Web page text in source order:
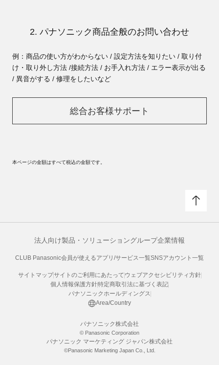
2. パナソニック商品全般のお問い合わせ
例：商品の使い方がわからない / 設定方法を知りたい / 取り付
け・取り外し方法 /接続方法 / お手入れ方法 / エラー表示が出る
/ 異音がする / 修理をしたいなど
総合お客様サポート
本ページの金額はすべて税込の金額です。
法人向け製品・ソリューショングループ企業情報
CLUB Panasonic会員が使えるアプリ/サービス一覧SNSアカウント一覧
サイトマップサイトのご利用にあたって ウェブアクセシビリティ方針
個人情報保護方針特定商取引法に基づく表記
パナソニックホールディングス
Area/Country
パナソニック株式会社
© Panasonic Corporation
パナソニック マーケティング ジャパン株式会社
©Panasonic Marketing Japan Co., Ltd.